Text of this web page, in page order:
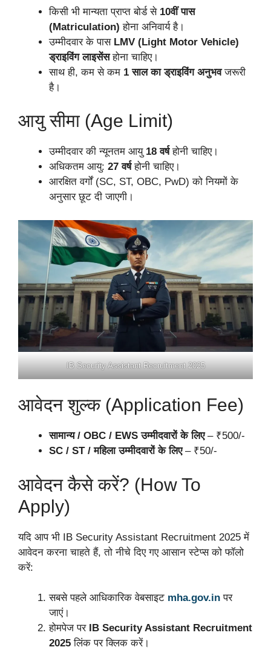
किसी भी मान्यता प्राप्त बोर्ड से 10वीं पास
(Matriculation) होना अनिवार्य है।
उम्मीदवार के पास LMV (Light Motor Vehicle)
ड्राइविंग लाइसेंसहोना चाहिए।
साथ ही, कम से कम 1 साल का ड्राइविंग अनुभवजरूरी
है।
आयु सीमा (Age Limit)
उम्मीदवार की न्यूनतम आयु 18 वर्षहोनी चाहिए।
अधिकतम आयु: 27 वर्षहोनी चाहिए।
आरक्षित वर्गों (SC, ST, OBC, PwD) को नियमों के
अनुसार छूट दी जाएगी।
IB Security Assistant Recruitment 2025
आवेदन शुल्क (Application Fee)
सामान्य / OBC / EWS उम्मीदवारों के लिए– ₹500/-
SC / ST / महिला उम्मीदवारों के लिए– ₹50/-
आवेदन कैसे करें? (How To
Apply)
यदि आप भी IB Security Assistant Recruitment 2025 में
आवेदन करना चाहते हैं, तो नीचे दिए गए आसान स्टेप्स को फॉलो
करें:
सबसे पहले आधिकारिक वेबसाइट mha.gov.in पर
जाएं।
होमपेज पर
IB Security Assistant Recruitment
2025 लिंक पर क्लिक करें।